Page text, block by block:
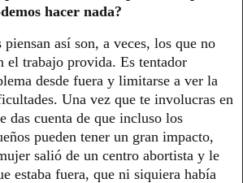
hacer nada?
así son, a veces, los que no
el trabajo provida. Es tentador
desde fuera y limitarse a ver la
Una vez que te involucras en
das cuenta de que incluso los
pueden tener un gran impacto,
salió de un centro abortista y le
estaba fuera, que ni siquiera había